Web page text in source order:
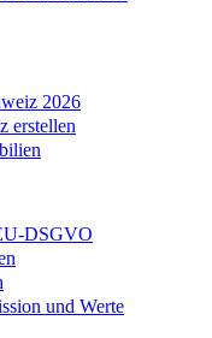
2026
erstellen
DSGVO
und Werte